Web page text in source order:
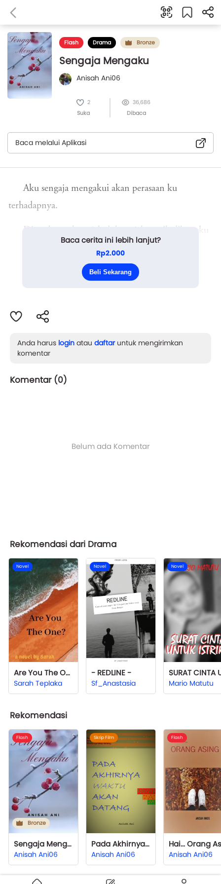
Flash Drama Bronze
Sengaja Mengaku
Anisah Ani06
2
Suka
36,686
Dibaca
Baca melalui Aplikasi
Aku sengaja mengakui akan perasaan ku
terhadapnya.
SMK kelas 1. Kita sama-sama jurusan akuntansi dan
sudah lama tidak bertemu, kalau pun bertemu hanya
di sebuah acara tahunan seperti ...
Baca cerita ini lebih lanjut?
Rp2.000
Beli Sekarang
Anda harus login atau daftaruntuk mengirimkan
komentar
Komentar (0)
Belum ada Komentar
Rekomendasi dari Drama
Novel
Are You The One?
Sarah Teplaka
Novel
- REDLINE -
Sf_Anastasia
Novel
Mario Matutu
Rekomendasi
Flash
Bronze
Sengaja Mengaku
Anisah Ani06
Skrip Film
Pada Akhirnya Waktu Akan Datang (Script)
Anisah Ani06
Flash
Anisah Ani06